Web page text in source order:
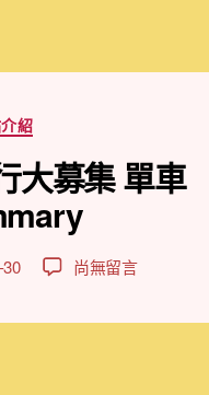
紹
大募集 單車
在
尚無留言